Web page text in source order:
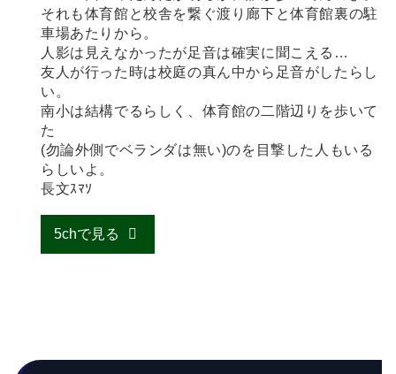
それも体育館と校舎を繋ぐ渡り廊下と体育館裏の駐
車場あたりから。
人影は見えなかったが足音は確実に聞こえる…
友人が行った時は校庭の真ん中から足音がしたらし
い。
南小は結構でるらしく、体育館の二階辺りを歩いて
た
(勿論外側でベランダは無い)のを目撃した人もいる
らしいよ。
長文ｽﾏｿ
5chで見る